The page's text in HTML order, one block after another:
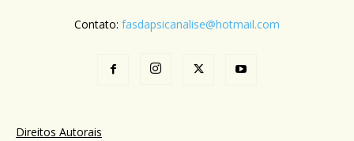
Contato: fasdapsicanalise@hotmail.com
Direitos Autorais